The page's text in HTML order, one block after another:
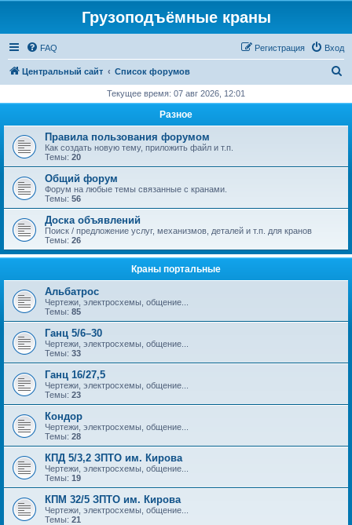
Грузоподъёмные краны
FAQ Вход
Регистрация
Центральный сайт Список форумов
с
Текущее время: 07 авг 2026, 12:01
Разное
Правила пользования форумом
Как создать новую тему, приложить файл и т.п.
Темы: 20
Общий форум
Форум на любые темы связанные с кранами.
Темы: 56
Доска объявлений
Поиск / предложение услуг, механизмов, деталей и т.п. для кранов
Темы: 26
Краны портальные
Альбатрос
Чертежи, электросхемы, общение...
Темы: 85
Ганц 5/6–30
Чертежи, электросхемы, общение...
Темы: 33
Ганц 16/27,5
Чертежи, электросхемы, общение...
Темы: 23
Кондор
Чертежи, электросхемы, общение...
Темы: 28
КПД 5/3,2 ЗПТО им. Кирова
Чертежи, электросхемы, общение...
Темы: 19
КПМ 32/5 ЗПТО им. Кирова
Чертежи, электросхемы, общение...
Темы: 21